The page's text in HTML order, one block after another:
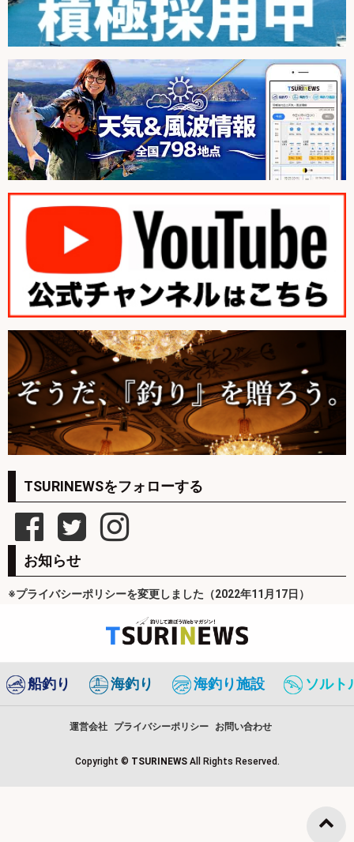
TSURINEWSをフォローする
お知らせ
※プライバシーポリシーを変更しました（2022年11月17日）
船釣り 海釣り 海釣り施設 ソルト
運営会社 プライバシーポリシー お問い合わせ
Copyright © TSURINEWS All Rights Reserved.